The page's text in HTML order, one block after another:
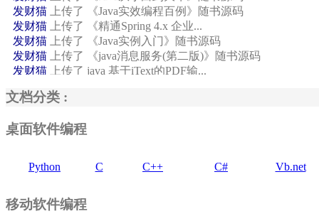
发财猫 上传了 《Java实效编程百例》随书源码
发财猫 上传了 《精通Spring 4.x 企业...
发财猫 上传了 《Java实例入门》随书源码
发财猫 上传了 《java消息服务(第二版)》随书源码
发财猫 上传了 java 基于iText的PDF输...
素未平生上传了 OkHttp网络框架jar包
绝对零度上传了 《深入浅出WPF》随书源码
发财猫上传了 《Java实效编程百例》随书源码
发财猫上传了 《Java实例入门》随书源码
文档分类 :
桌面软件编程
Python C C++ C# Vb.net
移动软件编程